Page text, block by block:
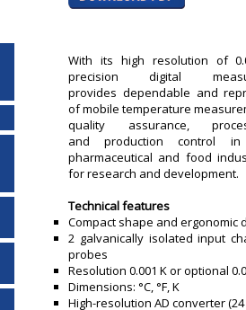
With its high resolution of
precision digital
provides dependable and
of mobile temperature
quality assurance,
and production control in
pharmaceutical and food
for research and development.
Technical features
Compact shape and ergonomic
2 galvanically isolated input
probes
Resolution 0.001 K or optional
Dimensions: °C, °F, K
High-resolution AD converter